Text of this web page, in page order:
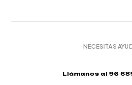
NECESITAS
Llámanos al 96